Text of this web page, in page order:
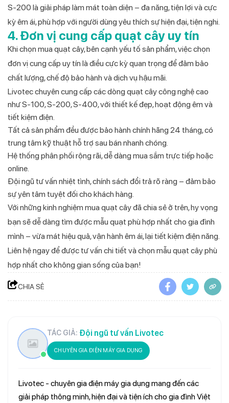
S‑200 là giải pháp làm mát toàn diện – đa năng, tiện lợi và cực
kỳ êm ái, phù hợp với người dùng yêu thích sự hiện đại, tiện nghi.
4. Đơn vị cung cấp quạt cây uy tín
Khi chọn mua quạt cây, bên cạnh yếu tố sản phẩm, việc chọn
đơn vị cung cấp uy tín là điều cực kỳ quan trọng để đảm bảo
chất lượng, chế độ bảo hành và dịch vụ hậu mãi.
Livotec chuyên cung cấp các dòng quạt cây công nghệ cao
như S‑100, S‑200, S‑400, với thiết kế đẹp, hoạt động êm và
tiết kiệm điện.
Tất cả sản phẩm đều được bảo hành chính hãng 24 tháng, có
trung tâm kỹ thuật hỗ trợ sau bán nhanh chóng.
Hệ thống phân phối rộng rãi, dễ dàng mua sắm trực tiếp hoặc
online.
Đội ngũ tư vấn nhiệt tình, chính sách đổi trả rõ ràng – đảm bảo
sự yên tâm tuyệt đối cho khách hàng.
Với những kinh nghiệm mua quạt câyđã chia sẻ ở trên, hy vọng
bạn sẽ dễ dàng tìm được mẫu quạt phù hợp nhất cho gia đình
mình – vừa mát hiệu quả, vận hành êm ái, lại tiết kiệm điện năng.
Liên hệ ngay để được tư vấn chi tiết và chọn mẫu quạt cây phù
hợp nhất cho không gian sống của bạn!
CHIA SẺ
TÁC GIẢ: Đội ngũ tư vấn Livotec
CHUYÊN GIA ĐIỆN MÁY GIA DỤNG
Livotec - chuyên gia điện máy gia dụng mang đến các
giải pháp thông minh, hiện đại và tiện ích cho gia đình Việt